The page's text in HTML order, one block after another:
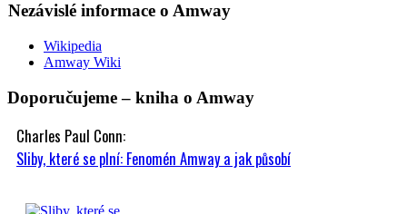
Nezávislé informace o Amway
Wikipedia
Amway Wiki
Doporučujeme – kniha o Amway
Charles Paul Conn:
Sliby, které se plní: Fenomén Amway a jak působí